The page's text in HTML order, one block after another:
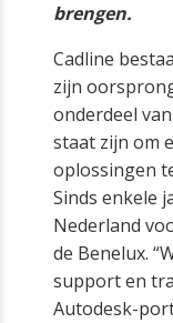
brengen.
Cadline
zijn
onderdeel
staat zijn om
oplossingen
Sinds enkele
Nederland
de Benelux.
support en
Autodesk-